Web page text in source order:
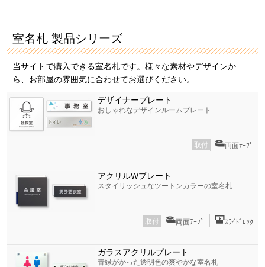
室名札 製品シリーズ
当サイトで購入できる室名札です。様々な素材やデザインか
ら、お部屋の雰囲気に合わせてお選びください。
デザイナープレート
おしゃれなデザインルームプレート
取付 両面ﾃｰﾌﾟ
アクリルWプレート
スタイリッシュなツートンカラーの室名札
取付 両面ﾃｰﾌﾟ ｽﾗｲﾄﾞﾛｯｸ
ガラスアクリルプレート
青緑がかった透明色の爽やかな室名札